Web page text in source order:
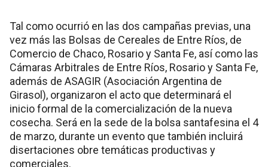
Tal como ocurrió en las dos campañas previas, una
vez más las Bolsas de Cereales de Entre Ríos, de
Comercio de Chaco, Rosario y Santa Fe, así como las
Cámaras Arbitrales de Entre Ríos, Rosario y Santa Fe,
además de ASAGIR (Asociación Argentina de
Girasol), organizaron el acto que determinará el
inicio formal de la comercialización de la nueva
cosecha. Será en la sede de la bolsa santafesina el 4
de marzo, durante un evento que también incluirá
disertaciones obre temáticas productivas y
comerciales.